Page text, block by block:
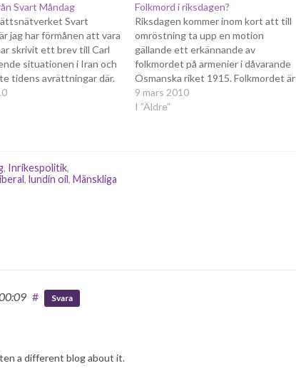
Svart Måndag
Svart
jag har förmånen att vara
skrivit ett brev till Carl
situationen i Iran och
tidens avrättningar där.
över det som
vi också varit under
Folkmord i riksdagen?
Riksdagen kommer inom kort att till
omröstning ta upp en motion
gällande ett erkännande av
folkmordet på armenier i dåvarande
Osmanska riket 1915. Folkmordet är
en het potatis internationellt,
eftersom dagens Turkiet (som
9 mars 2010
I ”Äldre”
, Inrikespolitik,
, lundin oil, Mänskliga
# Svara
a different blog about it.